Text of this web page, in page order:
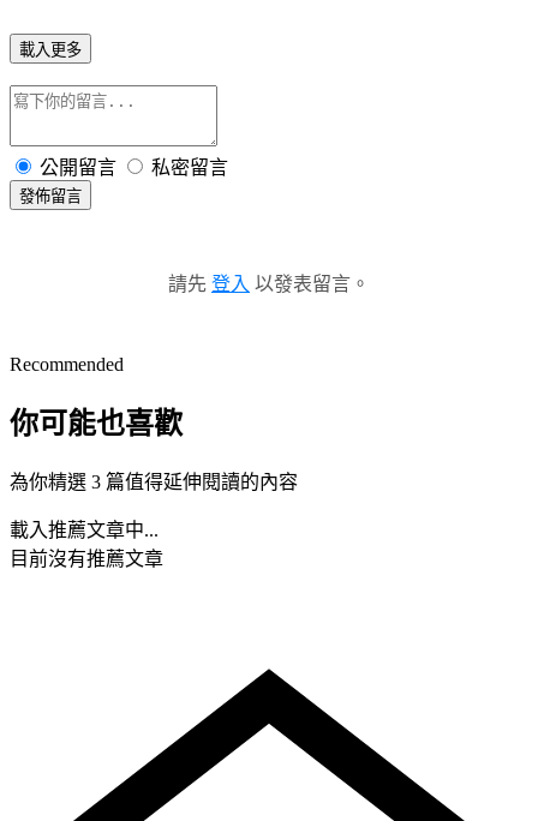
載入更多
公開留言 私密留言
發佈留言
請先 登入 以發表留言。
Recommended
你可能也喜歡
為你精選 3 篇值得延伸閱讀的內容
載入推薦文章中...
目前沒有推薦文章